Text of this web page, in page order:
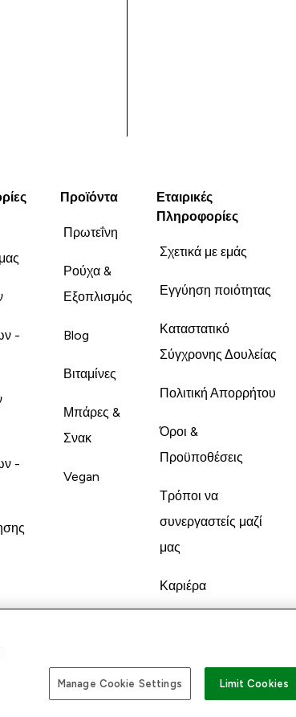
-
-
Προϊόντα
Πρωτεΐνη
Ρούχα &
Εξοπλισμός
Blog
Βιταμίνες
Μπάρες &
Σνακ
Vegan
Εταιρικές
Πληροφορίες
Σχετικά με εμάς
Εγγύηση ποιότητας
Καταστατικό
Σύγχρονης Δουλείας
Πολιτική Απορρήτου
Όροι &
Προϋποθέσεις
Τρόποι να
συνεργαστείς μαζί
μας
Καριέρα
Pay with
Manage Cookie Settings Limit Cookies